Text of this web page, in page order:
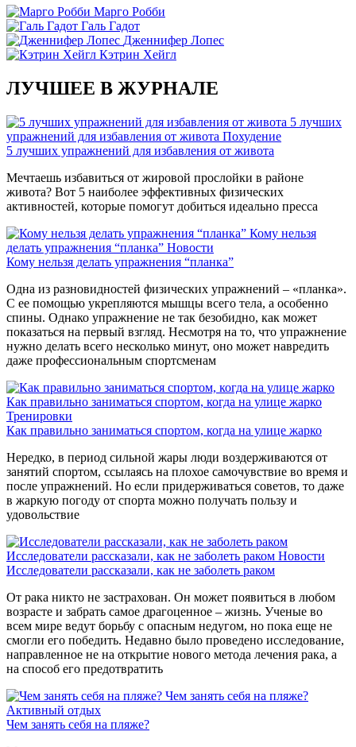
Марго Робби
Галь Гадот
Дженнифер Лопес
Кэтрин Хейгл
ЛУЧШЕЕ В ЖУРНАЛЕ
5 лучших
упражнений для избавления от живота Похудение
5 лучших упражнений для избавления от живота
Мечтаешь избавиться от жировой прослойки в районе
живота? Вот 5 наиболее эффективных физических
активностей, которые помогут добиться идеально пресса
Кому нельзя
делать упражнения “планка” Новости
Кому нельзя делать упражнения “планка”
Одна из разновидностей физических упражнений – «планка».
С ее помощью укрепляются мышцы всего тела, а особенно
спины. Однако упражнение не так безобидно, как может
показаться на первый взгляд. Несмотря на то, что упражнение
нужно делать всего несколько минут, оно может навредить
даже профессиональным спортсменам
Как правильно заниматься спортом, когда на улице жарко
Тренировки
Как правильно заниматься спортом, когда на улице жарко
Нередко, в период сильной жары люди воздерживаются от
занятий спортом, ссылаясь на плохое самочувствие во время и
после упражнений. Но если придерживаться советов, то даже
в жаркую погоду от спорта можно получать пользу и
удовольствие
Исследователи рассказали, как не заболеть раком Новости
Исследователи рассказали, как не заболеть раком
От рака никто не застрахован. Он может появиться в любом
возрасте и забрать самое драгоценное – жизнь. Ученые во
всем мире ведут борьбу с опасным недугом, но пока еще не
смогли его победить. Недавно было проведено исследование,
направленное не на открытие нового метода лечения рака, а
на способ его предотвратить
Чем занять себя на пляже?
Активный отдых
Чем занять себя на пляже?